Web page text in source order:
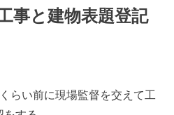
事と建物表題登記
らい前に現場監督を交えて工